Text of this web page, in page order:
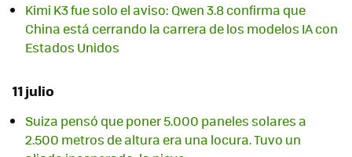
Kimi K3 fue solo el aviso: Qwen 3.8 confirma que
China está cerrando la carrera de los modelos IA con
Estados Unidos
11 julio
Suiza pensó que poner 5.000 paneles solares a
2.500 metros de altura era una locura. Tuvo un